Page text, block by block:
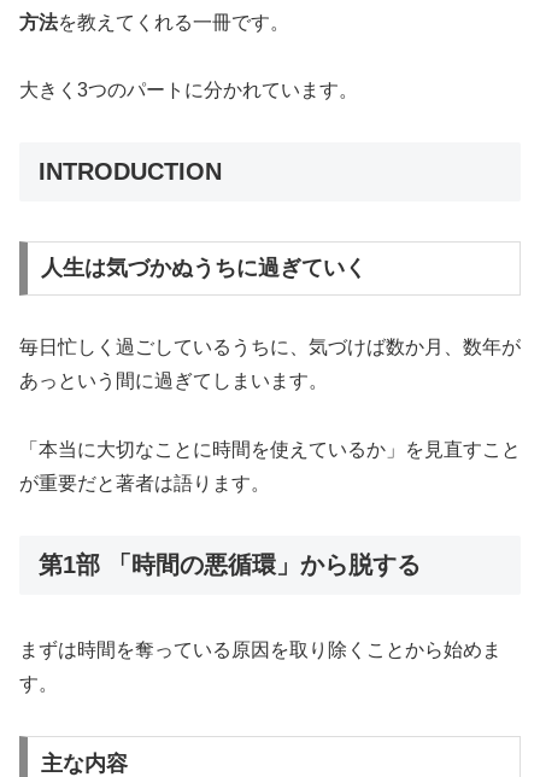
方法を教えてくれる一冊です。
大きく3つのパートに分かれています。
INTRODUCTION
人生は気づかぬうちに過ぎていく
毎日忙しく過ごしているうちに、気づけば数か月、数年が
あっという間に過ぎてしまいます。
「本当に大切なことに時間を使えているか」を見直すこと
が重要だと著者は語ります。
第1部 「時間の悪循環」から脱する
まずは時間を奪っている原因を取り除くことから始めま
す。
主な内容